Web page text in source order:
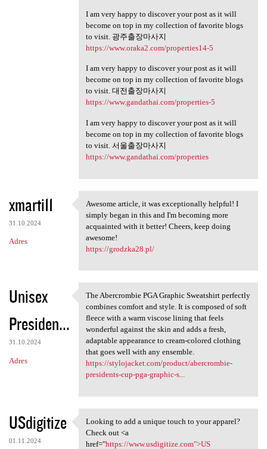
I am very happy to discover your post as it will
become on top in my collection of favorite blogs
to visit. 광주출장마사지
https://www.oraka2.com/properties14-5
I am very happy to discover your post as it will
become on top in my collection of favorite blogs
to visit. 대전출장마사지
https://www.gandathai.com/properties-5
I am very happy to discover your post as it will
become on top in my collection of favorite blogs
to visit. 서울출장마사지
https://www.gandathai.com/properties
xmarti11
31.10.2024
Adres
Awesome article, it was
Awesome article, it was exceptionally helpful! I
simply began in this and I'm becoming more
acquainted with it better! Cheers, keep doing
awesome!
https://grodzka28.pl/
Unisex
Presiden...
31.10.2024
Adres
The Abercrombie PGA Graphic
The Abercrombie PGA Graphic Sweatshirt perfectly
combines comfort and style. It is composed of soft
fleece with a warm viscose lining that feels
wonderful against the skin and adds a fresh,
adaptable appearance to cream-colored clothing
that goes well with any ensemble.
https://stylojacket.com/product/abercrombie-
presidents-cup-pga-graphic-s...
USdigitize
01.11.2024
Looking to add a unique touch
Looking to add a unique touch to your apparel?
Check out <a
href="https://www.usdigitize.com">US